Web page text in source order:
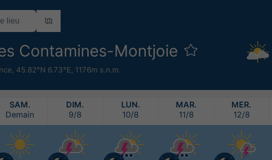
Contamines-Montjoie
, 45.82°N 6.73°E, 1176m s.n.m.
SAM.
Demain
DIM.
9/8
LUN.
10/8
MAR.
11/8
MER.
12/8